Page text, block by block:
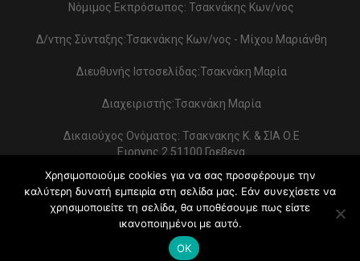
Νόμιμος Εκπρόσωπος: Τσακνάκης Κων/νος
Δ/ντης Σύνταξης:Τσακνάκης Κων/νος - Μίχου Μαριάνθη
Διευθυνής Ιστοσελίδας:Τσακνάκη Μαρία
Διαχειριστής:Τσακνάκη Μαρία
Δικαιούχος Ονόματος: Τσακνακης Κ. & ΣΙΑ Ο.Ε
Ειρηνης 2 51100 Γρεβενα
Στοιχεία επικοινωνίας:
2462022086 - typoekdotikh@gmail.com
Κατασκευή Ιστοσελίδας:
PrimeWebify
© 2026 - iGrevena. All Rights Reserved.
Χρησιμοποιούμε cookies για να σας προσφέρουμε την
καλύτερη δυνατή εμπειρία στη σελίδα μας. Εάν συνεχίσετε να
χρησιμοποιείτε τη σελίδα, θα υποθέσουμε πως είστε
ικανοποιημένοι με αυτό.
OK